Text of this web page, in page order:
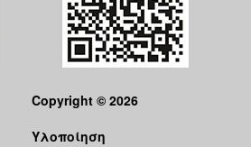
Copyright © 2026
Υλοποίηση